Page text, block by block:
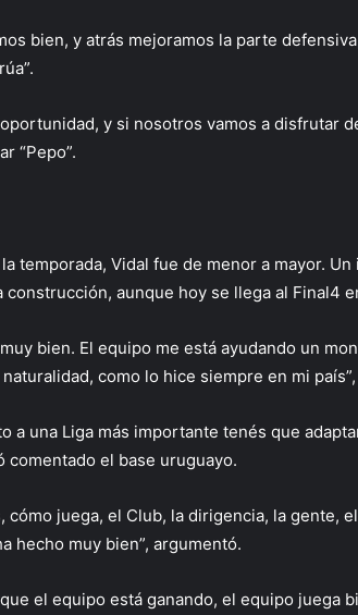
bien, y atrás mejoramos la parte
y si nosotros vamos a disfrutar
“Pepo”.
temporada, Vidal fue de menor a mayor.
aunque hoy se llega al Final4
bien. El equipo me está ayudando un
como lo hice siempre en mi
a una Liga más importante tenés que
comentado el base uruguayo.
cómo juega, el Club, la dirigencia, la
hecho muy bien”, argumentó.
el equipo está ganando, el equipo juega